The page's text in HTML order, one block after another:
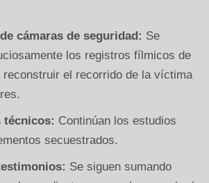
cámaras de seguridad: Se
los registros fílmicos de
reconstruir el recorrido de la víctima
técnicos: Continúan los estudios
secuestrados.
Se siguen sumando